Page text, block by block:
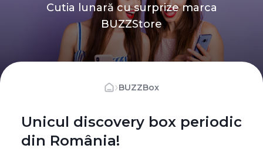
Cutia lunară cu surprize marca
BUZZStore
›BUZZBox
Unicul discovery box periodic
din România!